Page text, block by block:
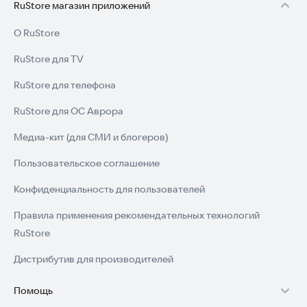
сообщения)
Безопасность:
• Шифрование: AES-256 end-to-end
• Подписи: ECDSA для верификации сообщений
• Ключи: хранятся локально на устройстве
Хранилище:
• История: локальное хранилище SQLite
• Синхронизация: только в пределах локальной сети
или облачное хранилище пользователя)
• Размер БД: сжатые сообщения занимают ~1 КБ на
RuStore магазин приложений
О RuStore
RuStore для TV
RuStore для телефона
RuStore для ОС Аврора
Медиа-кит (для СМИ и блогеров)
Пользовательское соглашение
Конфиденциальность для пользователей
Правила применения рекомендательных технологий
RuStore
Дистрибутив для производителей
Помощь